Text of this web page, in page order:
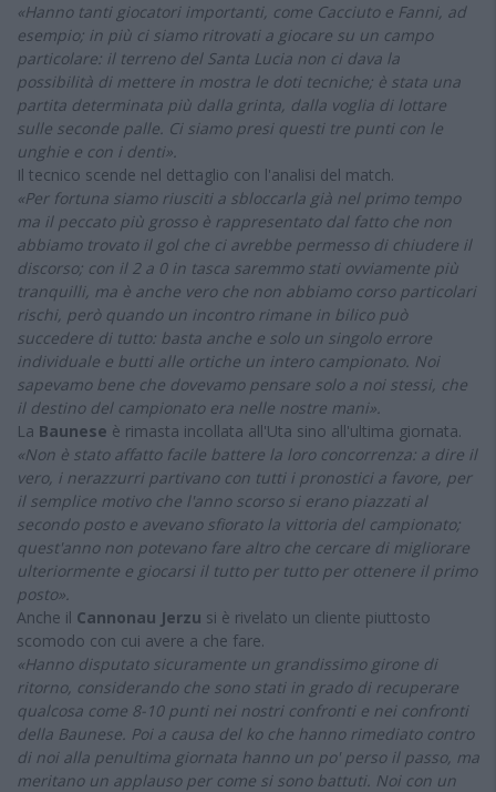
«Hanno tanti giocatori importanti, come Cacciuto e Fanni, ad
esempio; in più ci siamo ritrovati a giocare su un campo
particolare: il terreno del Santa Lucia non ci dava la
possibilità di mettere in mostra le doti tecniche; è stata una
partita determinata più dalla grinta, dalla voglia di lottare
sulle seconde palle. Ci siamo presi questi tre punti con le
unghie e con i denti».
Il tecnico scende nel dettaglio con l'analisi del match.
«Per fortuna siamo riusciti a sbloccarla già nel primo tempo
ma il peccato più grosso è rappresentato dal fatto che non
abbiamo trovato il gol che ci avrebbe permesso di chiudere il
discorso; con il 2 a 0 in tasca saremmo stati ovviamente più
tranquilli, ma è anche vero che non abbiamo corso particolari
rischi, però quando un incontro rimane in bilico può
succedere di tutto: basta anche e solo un singolo errore
individuale e butti alle ortiche un intero campionato. Noi
sapevamo bene che dovevamo pensare solo a noi stessi, che
il destino del campionato era nelle nostre mani».
La Baunese è rimasta incollata all'Uta sino all'ultima giornata.
«Non è stato affatto facile battere la loro concorrenza: a dire il
vero, i nerazzurri partivano con tutti i pronostici a favore, per
il semplice motivo che l'anno scorso si erano piazzati al
secondo posto e avevano sfiorato la vittoria del campionato;
quest'anno non potevano fare altro che cercare di migliorare
ulteriormente e giocarsi il tutto per tutto per ottenere il primo
posto».
Anche il Cannonau Jerzu si è rivelato un cliente piuttosto
scomodo con cui avere a che fare.
«Hanno disputato sicuramente un grandissimo girone di
ritorno, considerando che sono stati in grado di recuperare
qualcosa come 8-10 punti nei nostri confronti e nei confronti
della Baunese. Poi a causa del ko che hanno rimediato contro
di noi alla penultima giornata hanno un po' perso il passo, ma
meritano un applauso per come si sono battuti. Noi con un